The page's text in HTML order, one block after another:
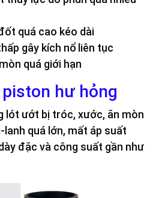
quá cao kéo dài
gây kích nổ liên tục
quá giới hạn
hư hỏng
lót ướt bị tróc, xước, ăn mòn
lanh quá lớn, mất áp suất
đặc và công suất gần như